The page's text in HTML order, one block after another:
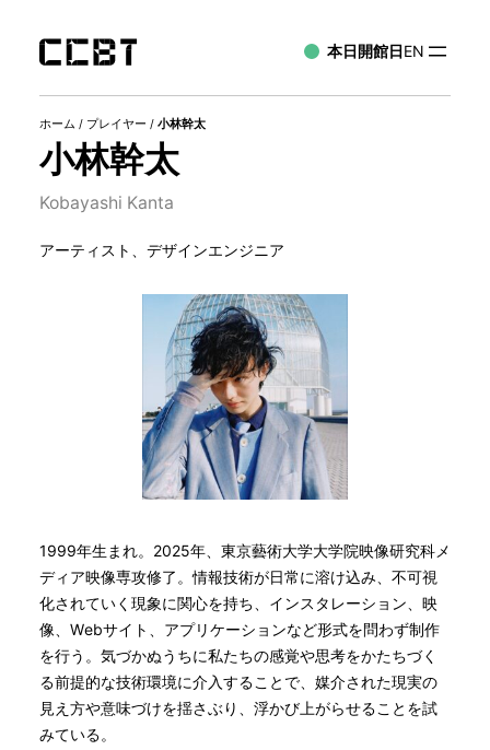
本日開館日EN
ホーム / プレイヤー / 小林幹太
小林幹太
Kobayashi Kanta
アーティスト、デザインエンジニア
1999年生まれ。2025年、東京藝術大学大学院映像研究科メ
ディア映像専攻修了。情報技術が日常に溶け込み、不可視
化されていく現象に関心を持ち、インスタレーション、映
像、Webサイト、アプリケーションなど形式を問わず制作
を行う。気づかぬうちに私たちの感覚や思考をかたちづく
る前提的な技術環境に介入することで、媒介された現実の
見え方や意味づけを揺さぶり、浮かび上がらせることを試
みている。